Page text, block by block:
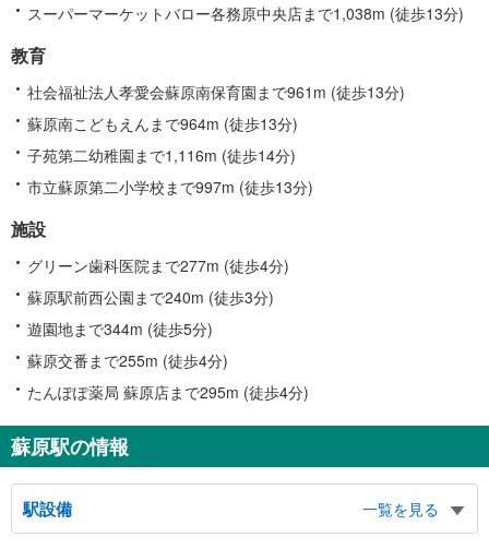
スーパーマーケットバロー各務原中央店まで1,038m (徒歩13分)
教育
社会福祉法人孝愛会蘇原南保育園まで961m (徒歩13分)
蘇原南こどもえんまで964m (徒歩13分)
子苑第二幼稚園まで1,116m (徒歩14分)
市立蘇原第二小学校まで997m (徒歩13分)
施設
グリーン歯科医院まで277m (徒歩4分)
蘇原駅前西公園まで240m (徒歩3分)
遊園地まで344m (徒歩5分)
蘇原交番まで255m (徒歩4分)
たんぽぽ薬局 蘇原店まで295m (徒歩4分)
蘇原駅の情報
駅設備
一覧を見る